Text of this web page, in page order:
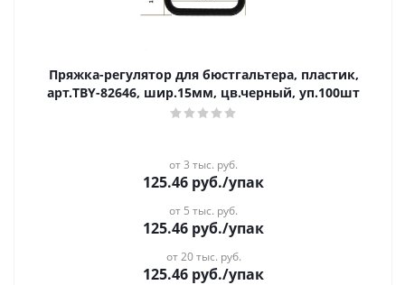
Пряжка-регулятор для бюстгальтера, пластик,
арт.TBY-82646, шир.15мм, цв.черный, уп.100шт
от 3 тыс. руб.
125.46 руб./упак
от 5 тыс. руб.
125.46 руб./упак
от 20 тыс. руб.
125.46 руб./упак